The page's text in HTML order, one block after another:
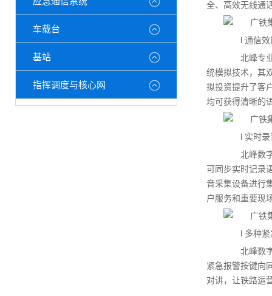
车载台
基站
指挥调度与核心网
全、高效无线通
l 通信效
北峰专业
统模拟技术，其
拟投资提升了客
均可获得清晰的
l 实时录
北峰数字
可同步实时记录
音采集设备进行
户服务和重要现
l 多种紧
北峰数字
紧急报警按键向
对讲，让铁路运